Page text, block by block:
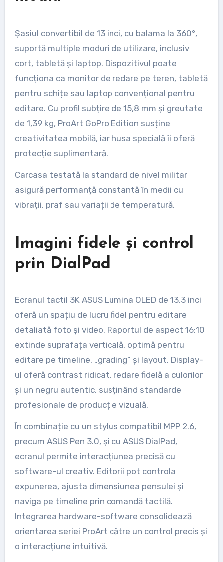
Șasiul convertibil de 13 inci, cu balama la 360°,
suportă multiple moduri de utilizare, inclusiv
cort, tabletă și laptop. Dispozitivul poate
funcționa ca monitor de redare pe teren, tabletă
pentru schițe sau laptop convențional pentru
editare. Cu profil subțire de 15,8 mm și greutate
de 1,39 kg, ProArt GoPro Edition susține
creativitatea mobilă, iar husa specială îi oferă
protecție suplimentară.
Carcasa testată la standard de nivel militar
asigură performanță constantă în medii cu
vibrații, praf sau variații de temperatură.
Imagini fidele și control
prin DialPad
Ecranul tactil 3K ASUS Lumina OLED de 13,3 inci
oferă un spațiu de lucru fidel pentru editare
detaliată foto și video. Raportul de aspect 16:10
extinde suprafața verticală, optimă pentru
editare pe timeline, „grading” și layout. Display-
ul oferă contrast ridicat, redare fidelă a culorilor
și un negru autentic, susținând standarde
profesionale de producție vizuală.
În combinație cu un stylus compatibil MPP 2.6,
precum ASUS Pen 3.0, și cu ASUS DialPad,
ecranul permite interacțiunea precisă cu
software-ul creativ. Editorii pot controla
expunerea, ajusta dimensiunea pensulei și
naviga pe timeline prin comandă tactilă.
Integrarea hardware-software consolidează
orientarea seriei ProArt către un control precis și
o interacțiune intuitivă.